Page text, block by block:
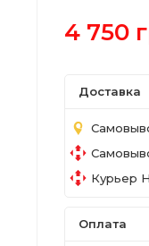
4 750
Доставка
Курьер
Оплата